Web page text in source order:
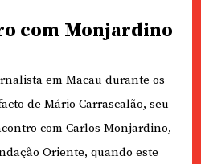
com Monjardino
em Macau durante os
de Mário Carrascalão, seu
com Carlos Monjardino,
Oriente, quando este